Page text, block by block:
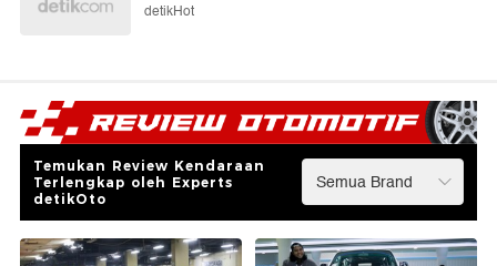
detikHot
Temukan Review Kendaraan
Terlengkap oleh Experts
detikOto